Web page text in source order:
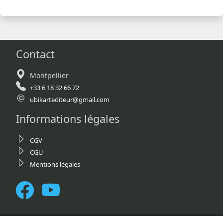
Contact
Montpellier
+33 6 18 32 66 72
ubikartediteur@gmail.com
Informations légales
CGV
CGU
Mentions légales